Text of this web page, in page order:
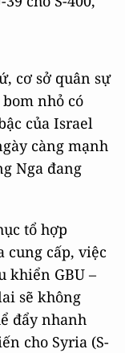
cơ sở quân sự
nhỏ có
của Israel
càng mạnh
Nga đang
tổ hợp
cung cấp, việc
khiển GBU –
sẽ không
đẩy nhanh
cho Syria (S-